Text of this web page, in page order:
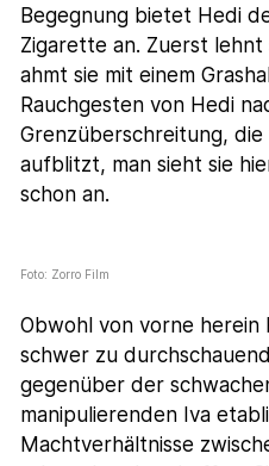
Begegnung bietet Hedi
Zigarette an. Zuerst
ahmt sie mit einem
Rauchgesten von Hedi
Grenzüberschreitung,
aufblitzt, man sieht sie
schon an.
Foto: Zorro Film
Obwohl von vorne herein
schwer zu
gegenüber der
manipulierenden Iva
Machtverhältnisse